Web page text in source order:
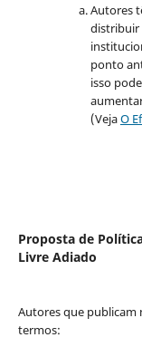
Autores
distribuir
ponto
isso
(VejaO
Proposta de
Livre Adiado
Autores que publicam
termos: